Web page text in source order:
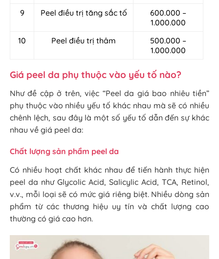
9
Peel điều trị tăng sắc tố
600.000 –
1.000.000
10
Peel điều trị thâm
500.000 –
1.000.000
Giá peel da phụ thuộc vào yếu tố nào?
Như đề cập ở trên, việc “Peel da giá bao nhiêu tiền”
phụ thuộc vào nhiều yếu tố khác nhau mà sẽ có nhiều
chênh lệch, sau đây là một số yếu tố dẫn đến sự khác
nhau về giá peel da:
Chất lượng sản phẩm peel da
Có nhiều hoạt chất khác nhau để tiến hành thực hiện
peel da như Glycolic Acid, Salicylic Acid, TCA, Retinol,
v.v., mỗi loại sẽ có mức giá riêng biệt. Nhiều dòng sản
phẩm từ các thương hiệu uy tín và chất lượng cao
thường có giá cao hơn.